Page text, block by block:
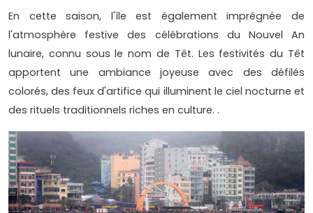
En cette saison, l'île est également imprégnée de
l'atmosphère festive des célébrations du Nouvel An
lunaire, connu sous le nom de Têt. Les festivités du Têt
apportent une ambiance joyeuse avec des défilés
colorés, des feux d'artifice qui illuminent le ciel nocturne et
des rituels traditionnels riches en culture. .